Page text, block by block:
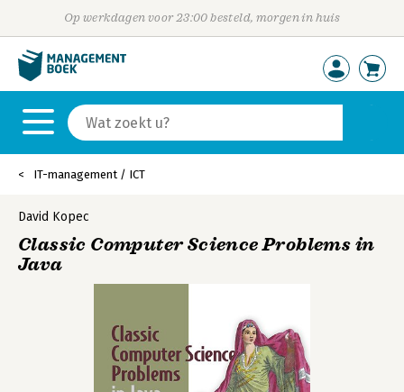
Op werkdagen voor 23:00 besteld, morgen in huis
IT-management / ICT
David Kopec
Classic Computer Science Problems in
Java